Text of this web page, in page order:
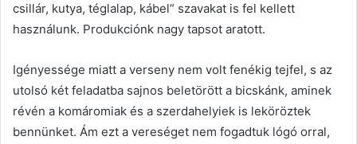
csillár, kutya, téglalap, kábel” szavakat is fel kellett
használunk. Produkciónk nagy tapsot aratott.
Igényessége miatt a verseny nem volt fenékig tejfel, s az
utolsó két feladatba sajnos beletörött a bicskánk, aminek
révén a komáromiak és a szerdahelyiek is leköröztek
bennünket. Ám ezt a vereséget nem fogadtuk lógó orral,